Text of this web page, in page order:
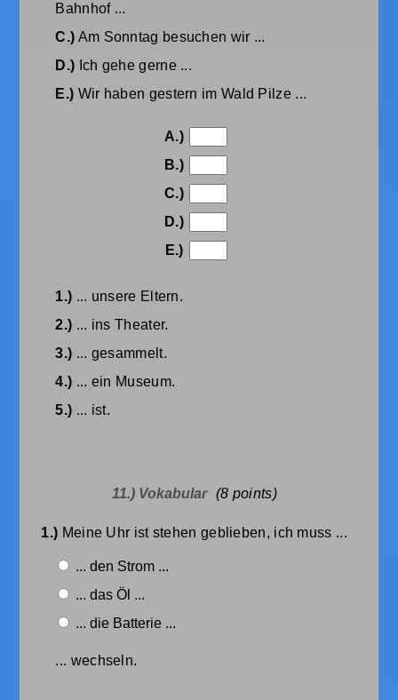
Bahnhof ...
C.) Am Sonntag besuchen wir ...
D.) Ich gehe gerne ...
E.) Wir haben gestern im Wald Pilze ...
A.)
B.)
C.)
D.)
E.)
1.) ... unsere Eltern.
2.) ... ins Theater.
3.) ... gesammelt.
4.) ... ein Museum.
5.) ... ist.
11.) Vokabular (8 points)
1.) Meine Uhr ist stehen geblieben, ich muss ...
... den Strom ...
... das Öl ...
... die Batterie ...
... wechseln.